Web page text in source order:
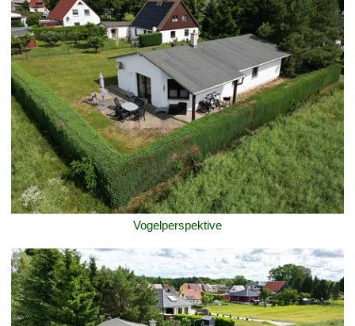
Vogelperspektive